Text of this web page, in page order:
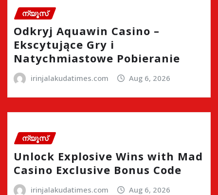
ന്യൂസ്
Odkryj Aquawin Casino –
Ekscytujące Gry i
Natychmiastowe Pobieranie
irinjalakudatimes.com Aug 6, 2026
ന്യൂസ്
Unlock Explosive Wins with Mad
Casino Exclusive Bonus Code
irinjalakudatimes.com Aug 6, 2026